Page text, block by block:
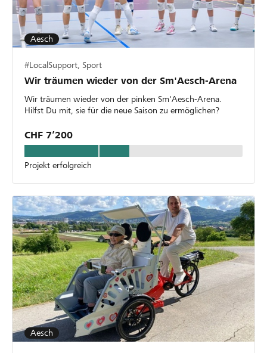
Aesch
#LocalSupport, Sport
Wir träumen wieder von der Sm'Aesch-Arena
Wir träumen wieder von der pinken Sm'Aesch-Arena.
Hilfst Du mit, sie für die neue Saison zu ermöglichen?
CHF 7’200
Projekt erfolgreich
Aesch